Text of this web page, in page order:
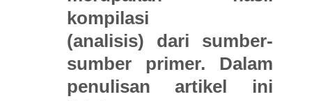
kompilasi
(analisis) dari sumber-
sumber primer. Dalam
penulisan artikel ini